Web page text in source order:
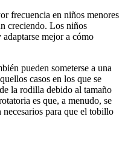
frecuencia en niños menores
creciendo. Los niños
mejor a cómo
pueden someterse a una
casos en los que se
la rodilla debido al tamaño
es que, a menudo, se
para que el tobillo